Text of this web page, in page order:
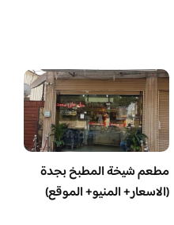
مطعم شيخة المطبخ بجدة
(الاسعار+ المنيو+ الموقع)